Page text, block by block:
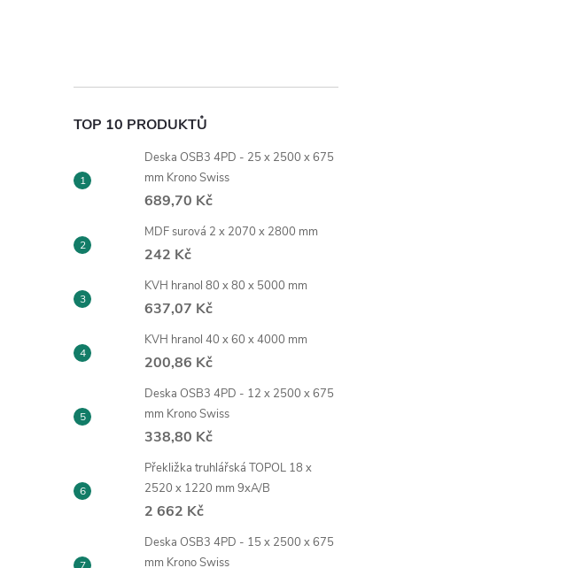
TOP 10 PRODUKTŮ
Deska OSB3 4PD - 25 x 2500 x 675
mm Krono Swiss
689,70 Kč
MDF surová 2 x 2070 x 2800 mm
242 Kč
KVH hranol 80 x 80 x 5000 mm
637,07 Kč
KVH hranol 40 x 60 x 4000 mm
200,86 Kč
Deska OSB3 4PD - 12 x 2500 x 675
mm Krono Swiss
338,80 Kč
Překližka truhlářská TOPOL 18 x
2520 x 1220 mm 9xA/B
2 662 Kč
Deska OSB3 4PD - 15 x 2500 x 675
mm Krono Swiss